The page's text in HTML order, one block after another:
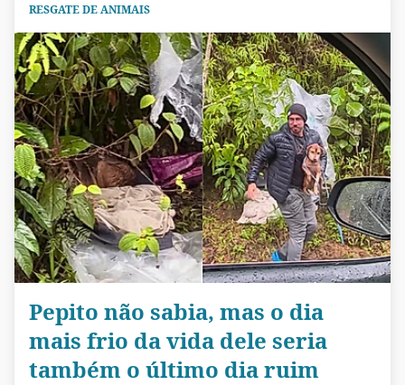
RESGATE DE ANIMAIS
Pepito não sabia, mas o dia
mais frio da vida dele seria
também o último dia ruim